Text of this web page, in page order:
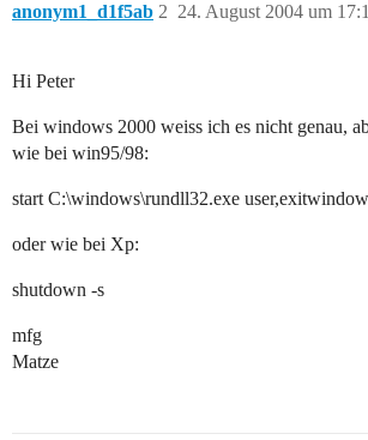
anonym1_d1f5ab 24. August 2004 um
2
Hi Peter
Bei windows 2000 weiss ich es nicht genau,
wie bei win95/98:
start C:\windows\rundll32.exe
oder wie bei Xp:
shutdown -s
mfg
Matze